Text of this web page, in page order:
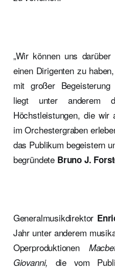
„Wir können uns
einen Dirigenten zu
mit großer Begeisterung
liegt unter anderem
Höchstleistungen, die wir
im Orchestergraben
das Publikum begeistern
begründete Bruno J.
Generalmusikdirektor
Jahr unter anderem
Operproduktionen
Giovanni,
die vom